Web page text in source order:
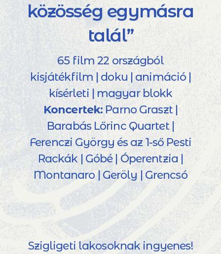
közösség egymásra
talál”
65 film 22 országból
kisjátékfilm | doku | animáció |
kísérleti | magyar blokk
Koncertek: Parno Graszt |
Barabás Lőrinc Quartet |
Ferenczi György és az 1-ső Pesti
Rackák | Góbé | Óperentzia |
Montanaro | Geröly | Grencsó
Szigligeti lakosoknak ingyenes!